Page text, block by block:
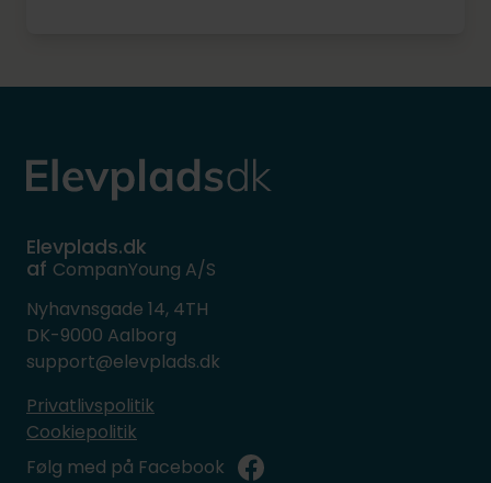
Elevplads.dk
af CompanYoung A/S
Nyhavnsgade 14, 4TH
DK-9000 Aalborg
support@elevplads.dk
Privatlivspolitik
Cookiepolitik
Følg med på Facebook